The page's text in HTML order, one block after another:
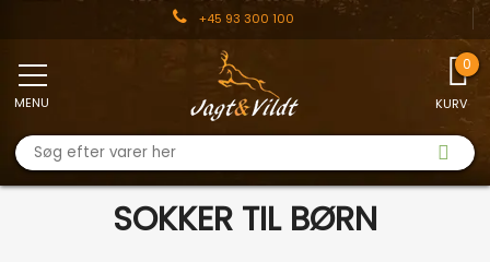
+45 93 300 100
KURV
MENU
SOKKER TIL BØRN